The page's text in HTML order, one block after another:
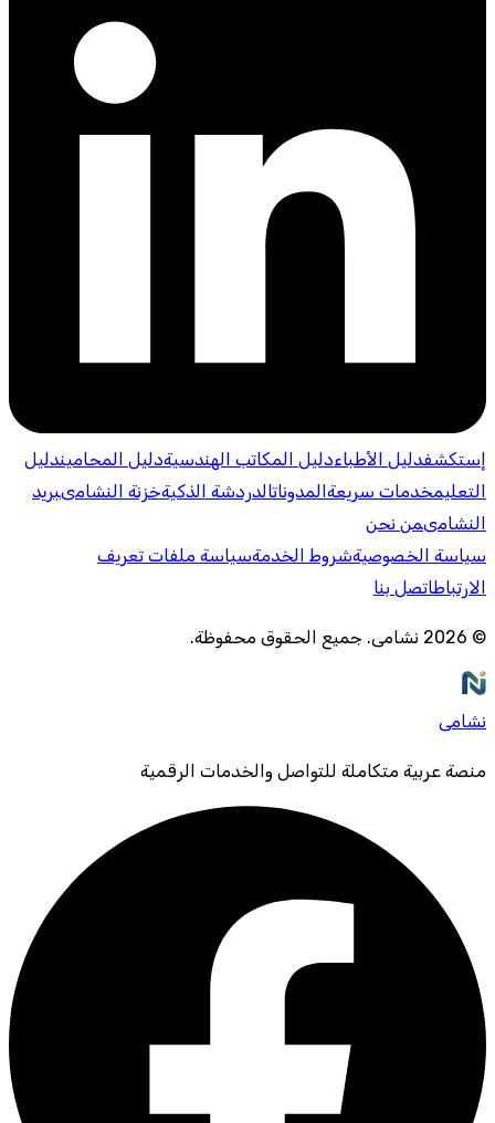
إستكشفدليل الأطباءدليل المكاتب الهندسيةدليل المحاميندليل
التعليمخدمات سريعةالمدوناتالدردشة الذكيةخزنة النشامىبريد
النشامىمن نحن
سياسة الخصوصيةشروط الخدمةسياسة ملفات تعريف
الارتباطاتصل بنا
©
2026 نشامى. جميع الحقوق محفوظة.
نشامى
منصة عربية متكاملة للتواصل والخدمات الرقمية